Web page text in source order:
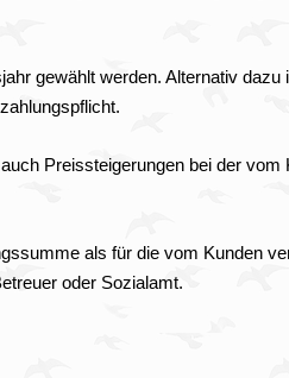
gewählt werden. Alternativ
Preissteigerungen bei der vom
als für die vom Kunden
oder Sozialamt.